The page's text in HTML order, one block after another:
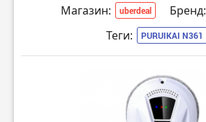
Магазин: uberdeal Бренд:
Теги: PURUIKAI N361